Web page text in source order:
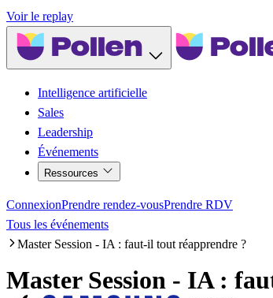
Voir le replay
Intelligence artificielle
Sales
Leadership
Événements
Ressources
ConnexionPrendre rendez-vousPrendre RDV
Tous les événements
Master Session - IA : faut-il tout réapprendre ?
Master Session - IA :